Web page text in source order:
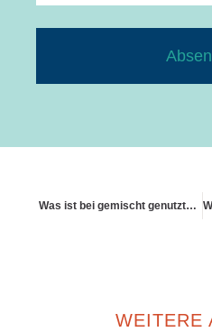
Was ist bei gemischt genutzten Gebäuden (z. B. Wohnung + Gewerbe) zu beachten
WEITERE